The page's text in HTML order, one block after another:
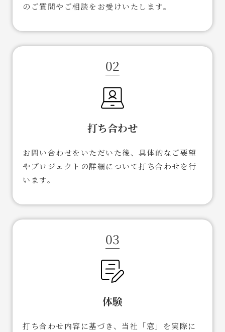
のご質問やご相談をお受けいたします。
02
打ち合わせ
お問い合わせをいただいた後、具体的なご要望
やプロジェクトの詳細について打ち合わせを行
います。
03
体験
打ち合わせ内容に基づき、当社「窓」を実際に